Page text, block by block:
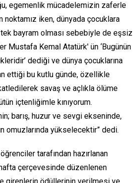
egemenlik mücadelemizin zaferle
noktamız iken, dünyada çocuklara
bayram olması sebebiyle de eşsiz
Mustafa Kemal Atatürk' ün ‘Bugünün
dediği ve dünya çocuklarına
ettiği bu kutlu günde, özellikle
savaş ve açlıkla ölüme
içtenliğimle kınıyorum.
barış, huzur ve sevgi ekseninde,
omuzlarında yükselecektir” dedi.
öğrenciler tarafından hazırlanan
çerçevesinde düzenlenen